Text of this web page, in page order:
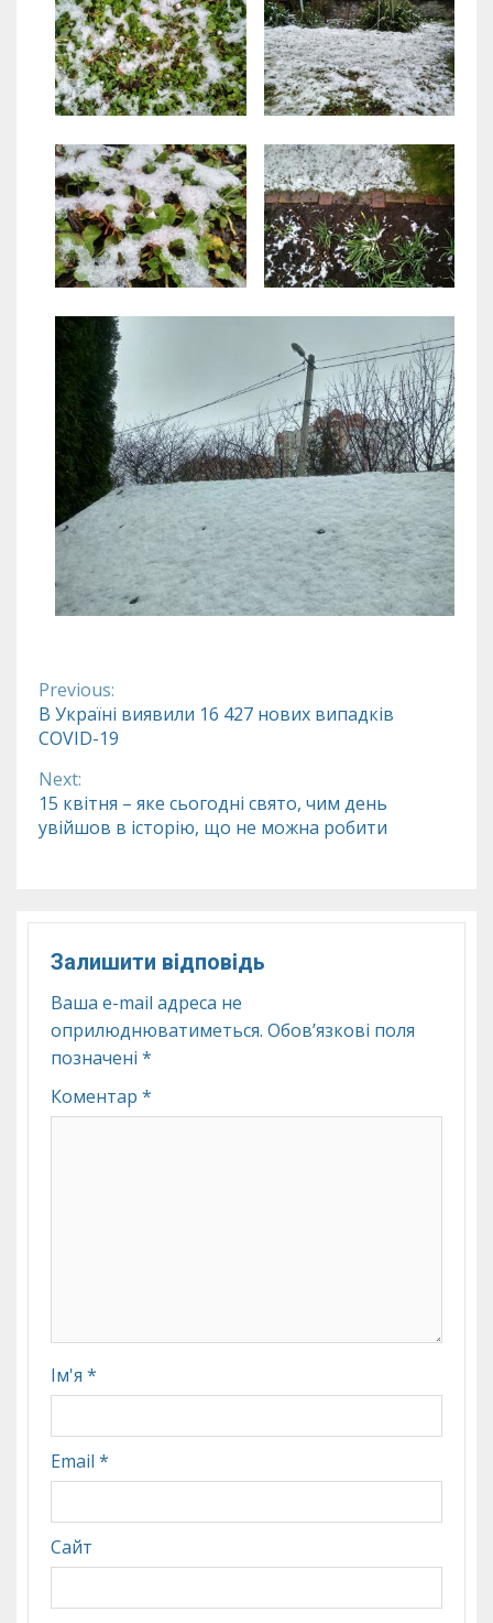
Continue
Reading
Previous:
В Україні виявили 16 427 нових випадків
COVID-19
Next:
15 квітня – яке сьогодні свято, чим день
увійшов в історію, що не можна робити
Залишити відповідь
Ваша e-mail адреса не
оприлюднюватиметься. Обов’язкові поля
позначені *
Коментар *
Ім'я *
Email *
Сайт